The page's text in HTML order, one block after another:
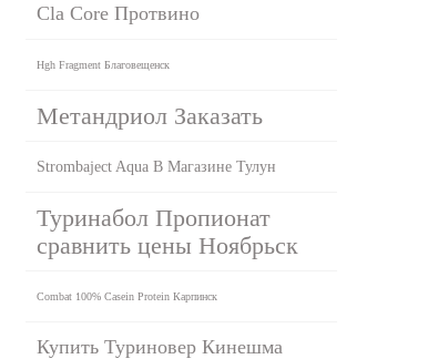
Cla Core Протвино
Hgh Fragment Благовещенск
Метандриол Заказать
Strombaject Aqua В Магазине Тулун
Туринабол Пропионат
сравнить цены Ноябрьск
Combat 100% Casein Protein Карпинск
Купить Туриновер Кинешма